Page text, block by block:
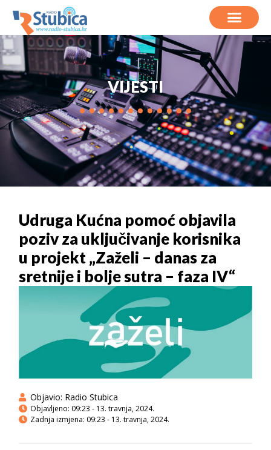
VIJESTI
Udruga Kućna pomoć objavila
poziv za uključivanje korisnika
u projekt „Zaželi – danas za
sretnije i bolje sutra – faza IV“
Objavio: Radio Stubica
Objavljeno: 09:23 - 13. travnja, 2024.
Zadnja izmjena: 09:23 - 13. travnja, 2024.